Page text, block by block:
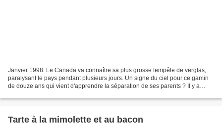
Janvier 1998. Le Canada va connaître sa plus grosse tempête de verglas,
paralysant le pays pendant plusieurs jours. Un signe du ciel pour ce gamin
de douze ans qui vient d'apprendre la séparation de ses parents ? Il y a
Tarte à la mimolette et au bacon